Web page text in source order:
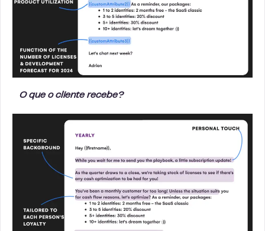
O que o cliente recebe?